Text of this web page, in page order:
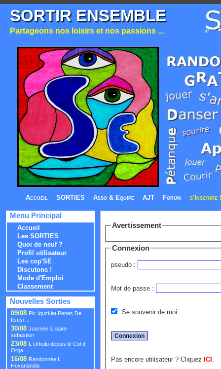
SORTIR ENSEMBLE
Partageons nos loisirs et nos passions ...
Accueil SORTIES Asso & Equipe AJT Forum s'Inscrire !
Menu Principal
Accueil
Les SORTIES
Quoi de neuf ?
Profil utilisateur
Les cop'SE
Discutons !
Mode d'Emploi
Classement
Nouvelles Sorties
09/08 Pic Iguzkiet Penas De
Itsusi ...
30/08 Journée à Saint-
sebastien
23/08 L Urkulu depuis le Col d
Orga...
16/08 Randonnée L
Hoxanandia
Avertissement
Connexion
pseudo :
Mot de passe :
Se souvenir de moi
Pas encore utilisateur ? Cliquez ICI